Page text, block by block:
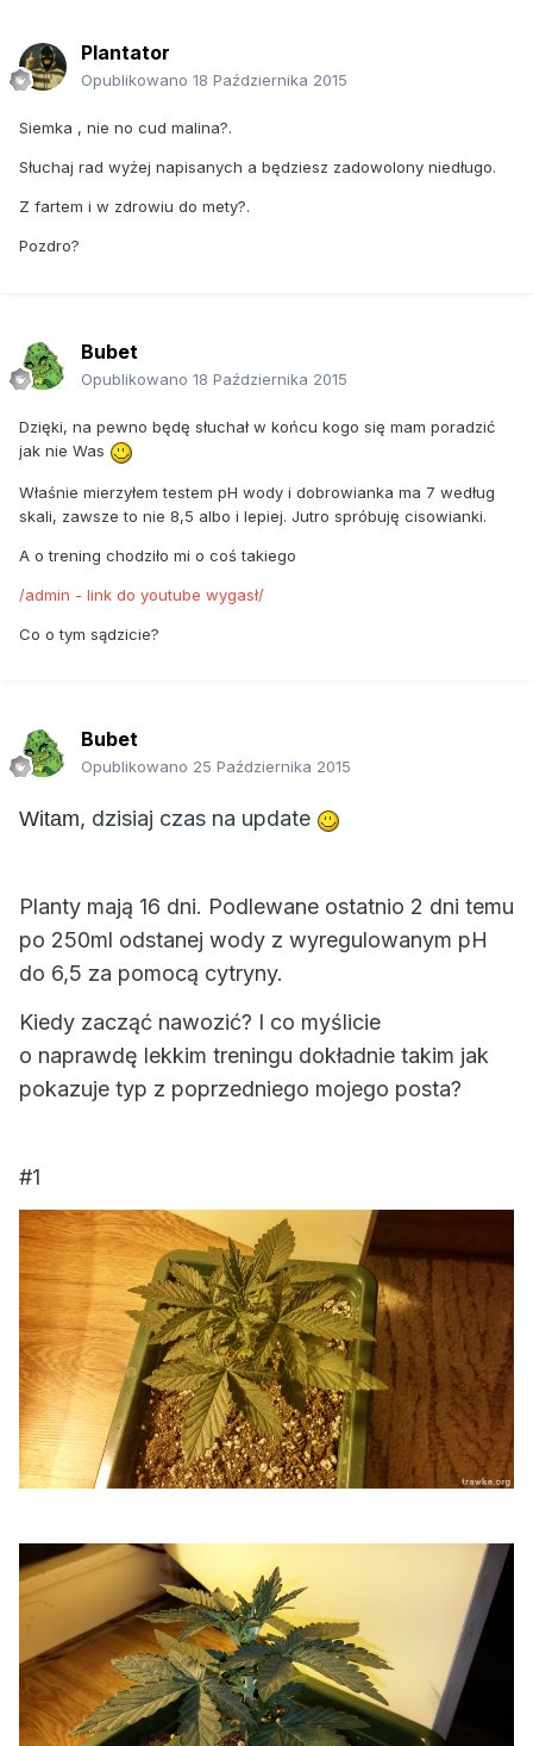
Plantator
Opublikowano 18 Października 2015
Siemka , nie no cud malina?.
Słuchaj rad wyżej napisanych a będziesz zadowolony niedługo.
Z fartem i w zdrowiu do mety?.
Pozdro?
Bubet
Opublikowano 18 Października 2015
Dzięki, na pewno będę słuchał w końcu kogo się mam poradzić
jak nie Was
Właśnie mierzyłem testem pH wody i dobrowianka ma 7 według
skali, zawsze to nie 8,5 albo i lepiej. Jutro spróbuję cisowianki.
A o trening chodziło mi o coś takiego
/admin - link do youtube wygasł/
Co o tym sądzicie?
Bubet
Opublikowano 25 Października 2015
Witam, dzisiaj czas na update
Planty mają 16 dni. Podlewane ostatnio 2 dni temu
po 250ml odstanej wody z wyregulowanym pH
do 6,5 za pomocą cytryny.
Kiedy zacząć nawozić? I co myślicie
o naprawdę lekkim treningu dokładnie takim jak
pokazuje typ z poprzedniego mojego posta?
#1